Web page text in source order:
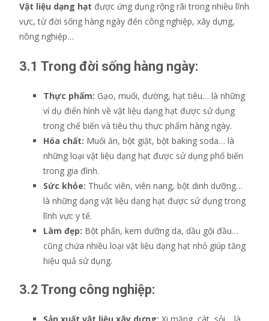
Vật liệu dạng hạt được ứng dụng rộng rãi trong nhiều lĩnh
vực, từ đời sống hàng ngày đến công nghiệp, xây dựng,
nông nghiệp…
3.1 Trong đời sống hàng ngày:
Thực phẩm: Gạo, muối, đường, hạt tiêu… là những
ví dụ điển hình về vật liệu dạng hạt được sử dụng
trong chế biến và tiêu thụ thực phẩm hàng ngày.
Hóa chất: Muối ăn, bột giặt, bột baking soda… là
những loại vật liệu dạng hạt được sử dụng phổ biến
trong gia đình.
Sức khỏe: Thuốc viên, viên nang, bột dinh dưỡng…
là những dạng vật liệu dạng hạt được sử dụng trong
lĩnh vực y tế.
Làm đẹp: Bột phấn, kem dưỡng da, dầu gội đầu…
cũng chứa nhiều loại vật liệu dạng hạt nhỏ giúp tăng
hiệu quả sử dụng.
3.2 Trong công nghiệp: